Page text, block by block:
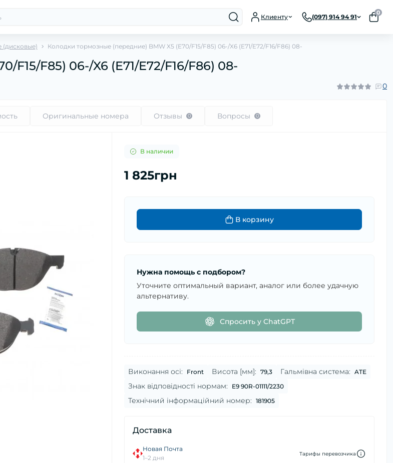
Клиенту (097) 914 94 91
0
(дисковые) Колодки тормозные (передние) BMW X5 (E70/F15/F85) 06-/X6 (E71/E72/F16/F86) 08-
F85) 06-/X6 (E71/E72/F16/F86) 08-
0
Оригинальные номера Отзывы 0 Вопросы 0
В наличии
1 825грн
В корзину
Нужна помощь с подбором?
Уточните оптимальный вариант, аналог или более удачную
альтернативу.
Спросить у ChatGPT
Виконання осі: Front Висота [мм]: 79,3 Гальмівна система: ATE
Знак відповідності нормам: E9 90R-01111/2230
Технічний інформаційний номер: 181905
Доставка
Новая Почта
1–2 дня
Тарифы перевозчика